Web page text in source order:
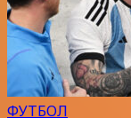
ФУТБОЛ